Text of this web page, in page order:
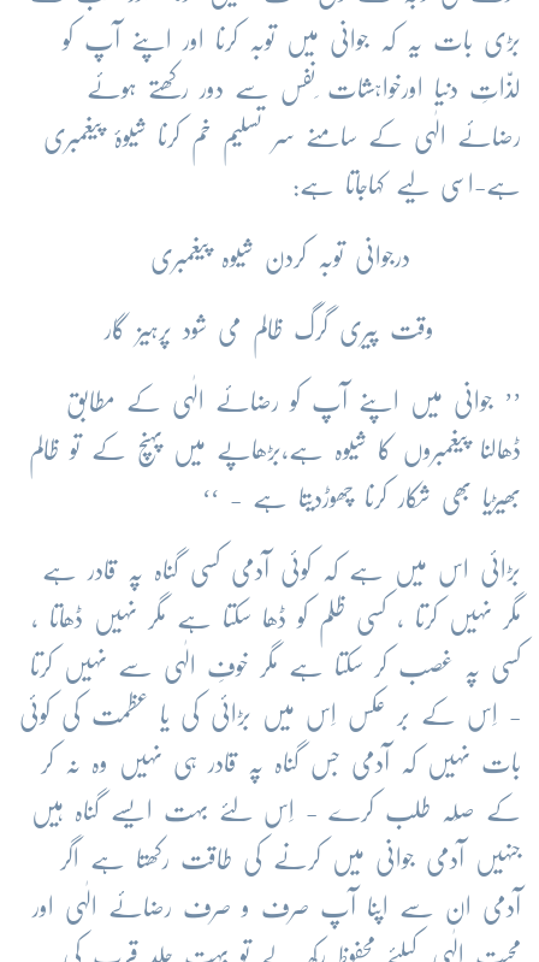
بڑی بات یہ کہ جوانی میں توبہ کرنا اور اپنے آپ کو
لذّاتِ دنیا اورخواہشات ِنفس سے دور رکھتے ہوئے
رضائے الٰہی کے سامنے سر تسلیم خم کرنا شیوۂ پیغمبری
ہے-اسی لیے کہاجاتا ہے:
درجوانی توبہ کردن شیوہ پیغمبری
وقت پیری گرگ ظالم می شود پرہیز گار
’’ جوانی میں اپنے آپ کو رضائے الٰہی کے مطابق
ڈھالنا پیغمبروں کا شیوہ ہے،بڑھاپے میں پہنچ کے تو ظالم
بھیڑیا بھی شکار کرنا چھوڑدیتا ہے - ‘‘
بڑائی اس میں ہے کہ کوئی آدمی کسی گناہ پہ قادر ہے
مگر نہیں کرتا ، کسی ظلم کو ڈھا سکتا ہے مگر نہیں ڈھاتا ،
کسی پہ غصب کر سکتا ہے مگر خوفِ الٰہی سے نہیں کرتا
- اِس کے بر عکس اِس میں بڑائی کی یا عظمت کی کوئی
بات نہیں کہ آدمی جس گناہ پہ قادر ہی نہیں وہ نہ کر
کے صِلہ طلب کرے - اِس لئے بہت ایسے گناہ ہیں
جنہیں آدمی جوانی میں کرنے کی طاقت رکھتا ہے اگر
آدمی ان سے اپنا آپ صرف و صرف رضائے الٰہی اور
محبتِ اِلٰہی کیلئے محفوظ رکھ لے تو بہت جلد قرب کی